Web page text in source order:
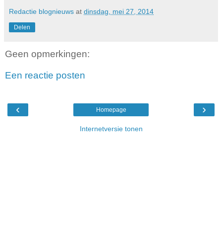
Redactie blognieuws at dinsdag, mei 27, 2014
Delen
Geen opmerkingen:
Een reactie posten
‹ ›
Homepage
Internetversie tonen